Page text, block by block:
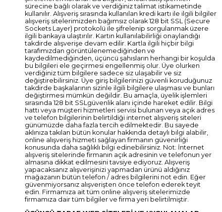
sürecine bağlı olarak ve verdiğiniz talimat istikametinde
kullanılır. Alışveriş sırasında kullanılan kredi kartı ile ilgili bilgiler
alışveriş sitelerimizden bağımsız olarak 128 bit SSL (Secure
Sockets Layer) protokolü ile şifrelenip sorgulanmak üzere
ilgili bankaya ulaştırılır. Kartın kullanılabilirliği onaylandığı
takdirde alışverişe devam edilir. Kartla ilgili hiçbir bilgi
tarafımızdan görüntülenemediğinden ve
kaydedilmediğinden, üçüncü şahısların herhangi bir koşulda
bu bilgileri ele geçirmesi engellenmiş olur. Üye olurken
verdiğiniz tüm bilgilere sadece siz ulaşabilir ve siz
değiştirebilirsiniz. Üye giriş bilgilerinizi güvenli koruduğunuz
takdirde başkalarının sizinle ilgili bilgilere ulaşması ve bunları
değiştirmesi mümkün değildir. Bu amaçla, üyelik işlemleri
sırasında 128 bit SSLgüvenlik alanı içinde hareket edilir. Bilgi
hattı veya müşteri hizmetleri servisi bulunan veya açık adres
ve telefon bilgilerinin belirtildiği internet alışveriş siteleri
günümüzde daha fazla tercih edilmektedir. Bu sayede
aklınıza takılan bütün konular hakkında detaylı bilgi alabilir,
online alışveriş hizmeti sağlayan firmanın güvenirliği
konusunda daha sağlıklı bilgi edinebilirsiniz. Not: İnternet
alışveriş sitelerinde firmanın açık adresinin ve telefonun yer
almasına dikkat edilmesini tavsiye ediyoruz. Alışveriş
yapacaksanız alışverişinizi yapmadan ürünü aldığınız
mağazanın bütün telefon / adres bilgilerini not edin. Eğer
güvenmiyorsanız alışverişten önce telefon ederek teyit
edin. Firmamıza ait tüm online alışveriş sitelerimizde
firmamıza dair tüm bilgiler ve firma yeri belirtilmiştir.